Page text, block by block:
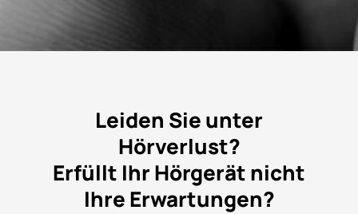
Leiden Sie unter
Hörverlust?
Erfüllt Ihr Hörgerät nicht
Ihre Erwartungen?